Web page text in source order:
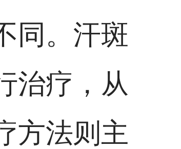
同。汗斑
治疗，从
方法则主